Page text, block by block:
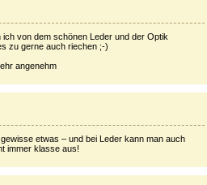
ich von dem schönen Leder und der Optik
zu gerne auch riechen ;-)
angenehm
etwas – und bei Leder kann man auch
immer klasse aus!